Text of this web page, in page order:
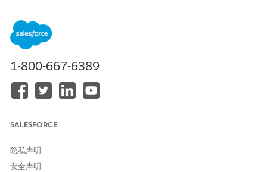
要在“设置”中查看丰富：
要创建或更新丰富：
创建Data 360
对象复制到贵组织中收集计划对象的风险分数字段。创建复制字段
1-800-667-6389
SALESFORCE
隐私声明
安全声明